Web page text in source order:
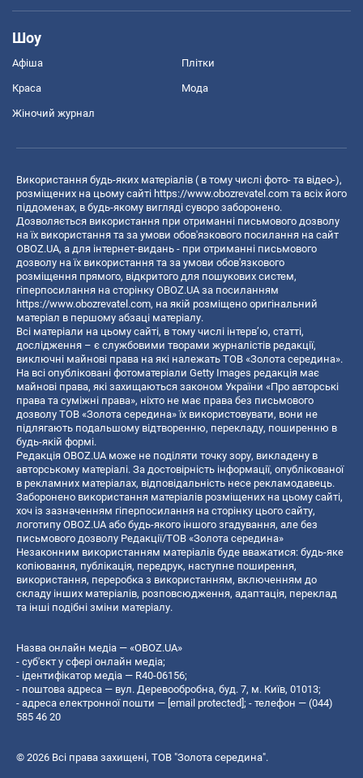
Шоу
Афіша Плітки
Краса Мода
Жіночий журнал
Використання будь-яких матеріалів ( в тому числі фото- та відео-),
розміщених на цьому сайті https://www.obozrevatel.com та всіх його
піддоменах, в будь-якому вигляді суворо заборонено.
Дозволяється використання при отриманні письмового дозволу
на їх використання та за умови обов'язкового посилання на сайт
OBOZ.UA, а для інтернет-видань - при отриманні письмового
дозволу на їх використання та за умови обов'язкового
розміщення прямого, відкритого для пошукових систем,
гіперпосилання на сторінку OBOZ.UA за посиланням
https://www.obozrevatel.com, на якій розміщено оригінальний
матеріал в першому абзаці матеріалу.
Всі матеріали на цьому сайті, в тому числі інтерв’ю, статті,
дослідження – є службовими творами журналістів редакції,
виключні майнові права на які належать ТОВ «Золота середина».
На всі опубліковані фотоматеріали Getty Images редакція має
майнові права, які захищаються законом України «Про авторські
права та суміжні права», ніхто не має права без письмового
дозволу ТОВ «Золота середина» їх використовувати, вони не
підлягають подальшому відтворенню, перекладу, поширенню в
будь-якій формі.
Редакція OBOZ.UA може не поділяти точку зору, викладену в
авторському матеріалі. За достовірність інформації, опублікованої
в рекламних матеріалах, відповідальність несе рекламодавець.
Заборонено використання матеріалів розміщених на цьому сайті,
хоч із зазначенням гіперпосилання на сторінку цього сайту,
логотипу OBOZ.UA або будь-якого іншого згадування, але без
письмового дозволу Редакції/ТОВ «Золота середина»
Незаконним використанням матеріалів буде вважатися: будь-яке
копiювання, публiкацiя, передрук, наступне поширення,
використання, переробка з використанням, включенням до
складу інших матеріалів, розповсюдження, адаптація, переклад
та інші подібні зміни матеріалу.
Назва онлайн медіа — «OBOZ.UA»
- суб'єкт у сфері онлайн медіа;
- ідентифікатор медіа — R40-06156;
- поштова адреса — вул. Деревообробна, буд. 7, м. Київ, 01013;
- адреса електронної пошти — [email protected] ; - телефон — (044)
585 46 20
© 2026 Всі права захищені, ТОВ "Золота середина".